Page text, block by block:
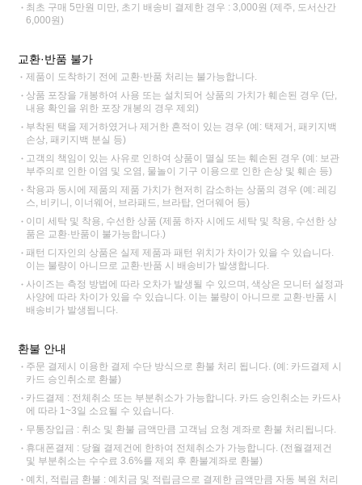
최초 구매 5만원 미만, 초기 배송비 결제한 경우 : 3,000원 (제주, 도서산간
6,000원)
교환·반품 불가
제품이 도착하기 전에 교환·반품 처리는 불가능합니다.
상품 포장을 개봉하여 사용 또는 설치되어 상품의 가치가 훼손된 경우 (단,
내용 확인을 위한 포장 개봉의 경우 제외)
부착된 택을 제거하였거나 제거한 흔적이 있는 경우 (예: 택제거, 패키지백
손상, 패키지백 분실 등)
고객의 책임이 있는 사유로 인하여 상품이 멸실 또는 훼손된 경우 (예: 보관
부주의로 인한 이염 및 오염, 물놀이 기구 이용으로 인한 손상 및 훼손 등)
착용과 동시에 제품의 제품 가치가 현저히 감소하는 상품의 경우 (예: 레깅
스, 비키니, 이너웨어, 브라패드, 브라탑, 언더웨어 등)
이미 세탁 및 착용, 수선한 상품 (제품 하자 시에도 세탁 및 착용, 수선한 상
품은 교환·반품이 불가능합니다.)
패턴 디자인의 상품은 실제 제품과 패턴 위치가 차이가 있을 수 있습니다.
이는 불량이 아니므로 교환·반품 시 배송비가 발생합니다.
사이즈는 측정 방법에 따라 오차가 발생될 수 있으며, 색상은 모니터 설정과
사양에 따라 차이가 있을 수 있습니다. 이는 불량이 아니므로 교환·반품 시
배송비가 발생됩니다.
환불 안내
주문 결제시 이용한 결제 수단 방식으로 환불 처리 됩니다. (예: 카드결제 시
카드 승인취소로 환불)
카드결제 : 전체취소 또는 부분취소가 가능합니다. 카드 승인취소는 카드사
에 따라 1~3일 소요될 수 있습니다.
무통장입금 : 취소 및 환불 금액만큼 고객님 요청 계좌로 환불 처리됩니다.
휴대폰결제 : 당월 결제건에 한하여 전체취소가 가능합니다. (전월결제건
및 부분취소는 수수료 3.6%를 제외 후 환불계좌로 환불)
예치, 적립금 환불 : 예치금 및 적립금으로 결제한 금액만큼 자동 복원 처리